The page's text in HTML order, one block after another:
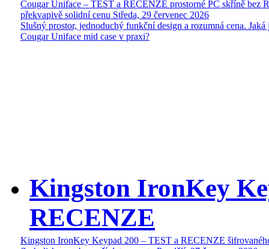
Cougar Uniface – TEST a RECENZE prostorné PC skříně bez
překvapivě solidní cenu Středa, 29 červenec 2026
Slušný prostor, jednoduchý funkční design a rozumná cena. Jaká
Cougar Uniface mid case v praxi?
Kingston IronKey
RECENZE
Kingston IronKey Keypad 200 – TEST a RECENZE